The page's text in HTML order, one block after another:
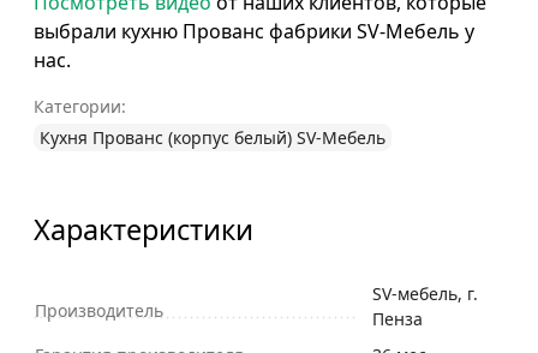
выбрали кухню Прованс фабрики SV-Мебель у
нас.
Категории:
Кухня Прованс (корпус белый) SV-Мебель
Характеристики
Производитель
SV-мебель, г.
Пенза